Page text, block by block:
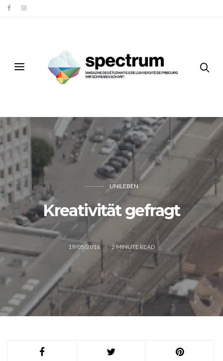
UNILEBEN
Kreativität gefragt
19/05/2016 2MINUTE READ